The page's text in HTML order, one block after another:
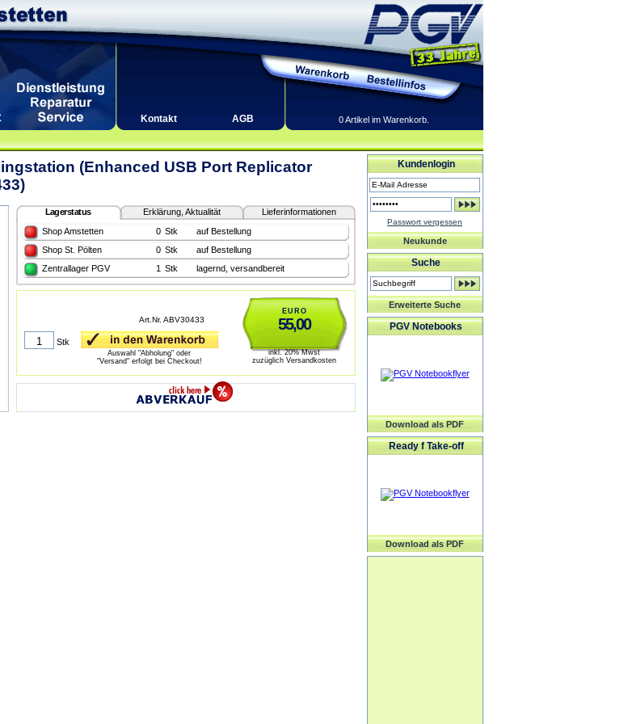
Kontakt AGB 0 Artikel im Warenkorb.
(Enhanced USB Port Replicator
Lagerstatus Erklärung, Aktualität
Lieferinformationen
Shop Amstetten
0 Stk
auf Bestellung
Shop St. Pölten
0 Stk
auf Bestellung
Zentrallager PGV
1 Stk lagernd, versandbereit
EURO
55,00
inkl. 20% Mwst
zuzüglich Versandkosten
Art.Nr. ABV30433
Stk
Auswahl "Abholung" oder
"Versand" erfolgt bei Checkout!
Kundenlogin
Passwort vergessen
Neukunde
Suche
Erweiterte Suche
PGV Notebooks
Download als PDF
Ready f Take-off
Download als PDF